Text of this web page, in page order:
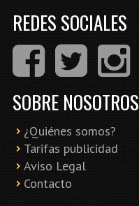
REDES SOCIALES
SOBRE NOSOTROS
¿Quiénes somos?
Tarifas publicidad
Aviso Legal
Contacto